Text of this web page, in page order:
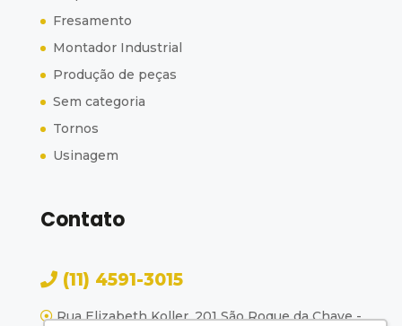
Fresamento
Montador Industrial
Produção de peças
Sem categoria
Tornos
Usinagem
Contato
(11) 4591-3015
Rua Elizabeth Koller, 201 São Roque da Chave -